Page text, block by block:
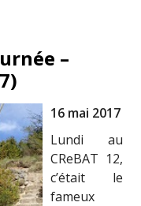
–
16 mai 2017
Lundi au
CReBAT 12,
c’était le
fameux